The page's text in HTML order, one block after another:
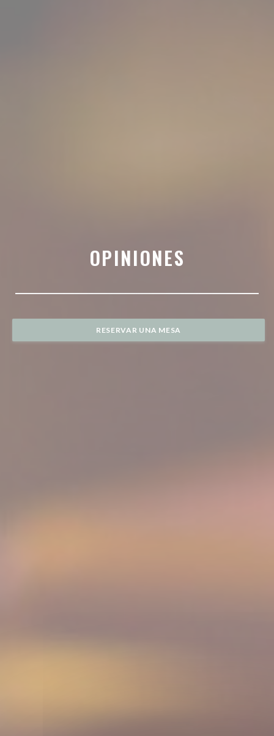
OPINIONES
RESERVAR UNA MESA